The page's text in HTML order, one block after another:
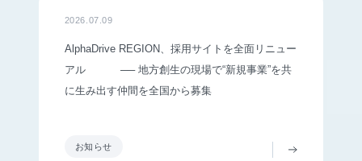
2026.07.09
お知らせ
AlphaDrive REGION、採用サイトを全面リニュー
アル ── 地方創生の現場で“新規事業”を共
に生み出す仲間を全国から募集